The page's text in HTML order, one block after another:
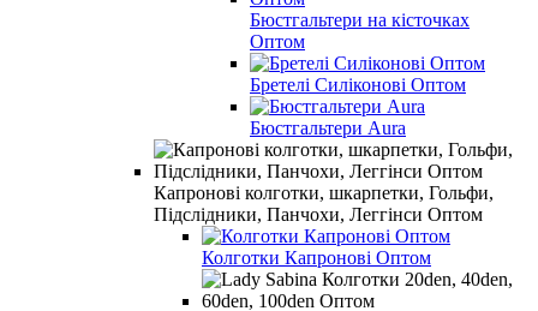
Бюстгальтери на кісточках
Оптом
Бретелі Силіконові Оптом
Бюстгальтери Aura
Капронові колготки, шкарпетки, Гольфи,
Підслідники, Панчохи, Леггінси Оптом
Колготки Капронові Оптом